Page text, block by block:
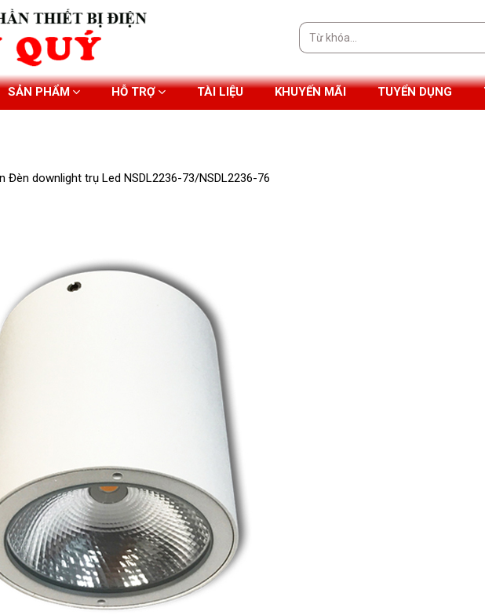
Tìm
kiếm:
SẢN PHẨM HỖ TRỢ TÀI LIỆU KHUYẾN MÃI TUYỂN DỤNG
Đèn downlight trụ Led NSDL2236-73/NSDL2236-76